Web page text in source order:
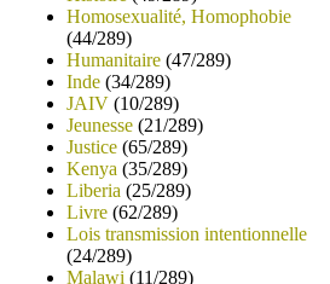
Homosexualité, Homophobie
(44/289)
Humanitaire (47/289)
Inde (34/289)
JAIV (10/289)
Jeunesse (21/289)
Justice (65/289)
Kenya (35/289)
Liberia (25/289)
Livre (62/289)
Lois transmission intentionnelle
(24/289)
Malawi (11/289)